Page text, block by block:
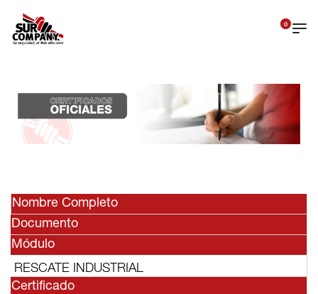
0
Nombre Completo
Documento
Módulo
RESCATE INDUSTRIAL
Certificado